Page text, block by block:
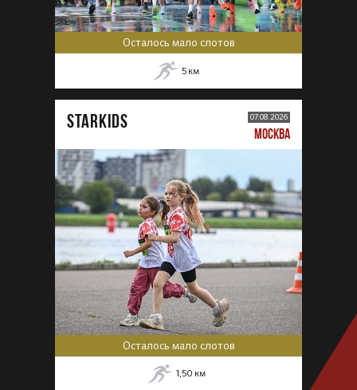
Осталось мало слотов
5 км
STARKIDS 07.08.2026
МОСКВА
Осталось мало слотов
1,50 км